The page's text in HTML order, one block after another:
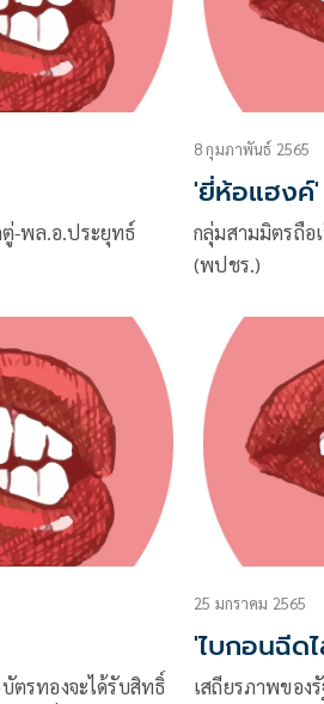
-พล.อ.ประยุทธ์
8 กุมภาพันธ์ 2565
'ยี่ห้อแฮงค์'
กลุ่มสามมิตรถือ
(พปชร.)
ตรทองจะได้รับสิทธิ์
25 มกราคม 2565
'ไบกอนฉีด
เสถียรภาพของ